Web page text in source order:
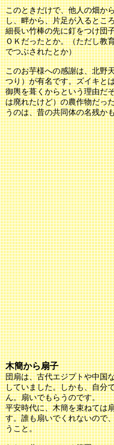
このときだけで、他人の畑か
し、畔から、片足が入るとこ
細長い竹棒の先に釘をつけ団
ＯＫだったとか。（ただし教
でつぶされたとか）
このお芋様への感謝は、北野
つり）が有名です。ズイキと
御輿を葺くからという理由だ
は廃れたけど）の農作物だっ
うのは、昔の共同体の名残か
木簡から扇子
団扇は、古代エジプトや中国
していました。しかも、自分
ん。扇いでもらうのです。
平安時代に、木簡を束ねては
す。誰も扇いでくれないので
うこと。